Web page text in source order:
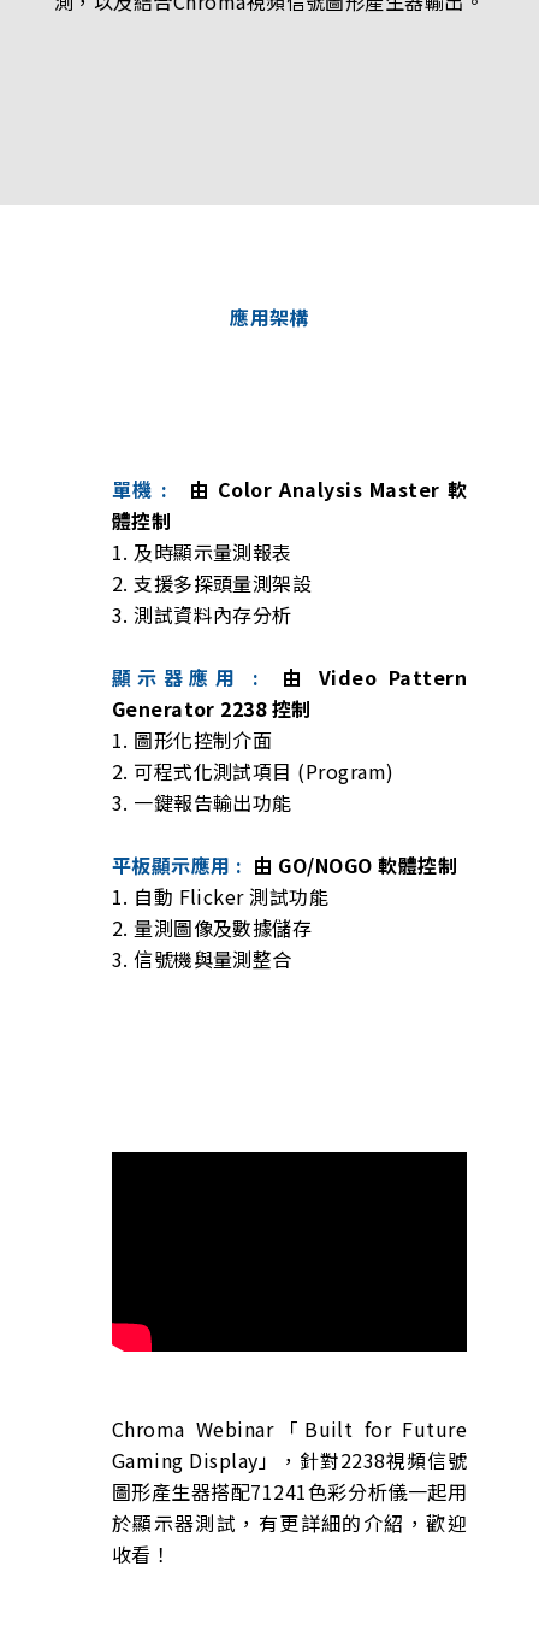
應用架構
單機 : 由 Color Analysis Master 軟
體控制
1. 及時顯示量測報表
2. 支援多探頭量測架設
3. 測試資料內存分析
顯示器應用 : 由 Video Pattern
Generator 2238 控制
1. 圖形化控制介面
2. 可程式化測試項目 (Program)
3. 一鍵報告輸出功能
平板顯示應用 : 由 GO/NOGO 軟體控制
1. 自動 Flicker 測試功能
2. 量測圖像及數據儲存
3. 信號機與量測整合
Chroma Webinar「Built for Future
Gaming Display」，針對2238視頻信號
圖形產生器搭配71241色彩分析儀一起用
於顯示器測試，有更詳細的介紹，歡迎
收看！